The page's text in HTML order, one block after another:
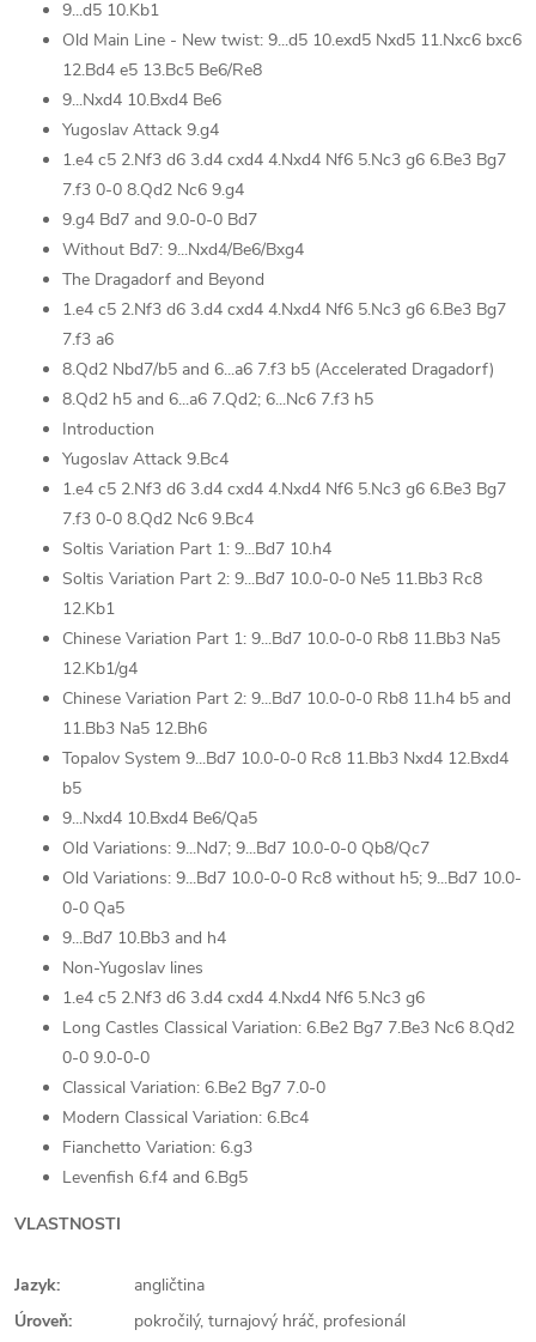
9...d5 10.Kb1
Old Main Line - New twist: 9...d5 10.exd5 Nxd5 11.Nxc6 bxc6
12.Bd4 e5 13.Bc5 Be6/Re8
9...Nxd4 10.Bxd4 Be6
Yugoslav Attack 9.g4
1.e4 c5 2.Nf3 d6 3.d4 cxd4 4.Nxd4 Nf6 5.Nc3 g6 6.Be3 Bg7
7.f3 0-0 8.Qd2 Nc6 9.g4
9.g4 Bd7 and 9.0-0-0 Bd7
Without Bd7: 9...Nxd4/Be6/Bxg4
The Dragadorf and Beyond
1.e4 c5 2.Nf3 d6 3.d4 cxd4 4.Nxd4 Nf6 5.Nc3 g6 6.Be3 Bg7
7.f3 a6
8.Qd2 Nbd7/b5 and 6...a6 7.f3 b5 (Accelerated Dragadorf)
8.Qd2 h5 and 6...a6 7.Qd2; 6...Nc6 7.f3 h5
Introduction
Yugoslav Attack 9.Bc4
1.e4 c5 2.Nf3 d6 3.d4 cxd4 4.Nxd4 Nf6 5.Nc3 g6 6.Be3 Bg7
7.f3 0-0 8.Qd2 Nc6 9.Bc4
Soltis Variation Part 1: 9...Bd7 10.h4
Soltis Variation Part 2: 9...Bd7 10.0-0-0 Ne5 11.Bb3 Rc8
12.Kb1
Chinese Variation Part 1: 9...Bd7 10.0-0-0 Rb8 11.Bb3 Na5
12.Kb1/g4
Chinese Variation Part 2: 9...Bd7 10.0-0-0 Rb8 11.h4 b5 and
11.Bb3 Na5 12.Bh6
Topalov System 9...Bd7 10.0-0-0 Rc8 11.Bb3 Nxd4 12.Bxd4
b5
9...Nxd4 10.Bxd4 Be6/Qa5
Old Variations: 9...Nd7; 9...Bd7 10.0-0-0 Qb8/Qc7
Old Variations: 9...Bd7 10.0-0-0 Rc8 without h5; 9...Bd7 10.0-
0-0 Qa5
9...Bd7 10.Bb3 and h4
Non-Yugoslav lines
1.e4 c5 2.Nf3 d6 3.d4 cxd4 4.Nxd4 Nf6 5.Nc3 g6
Long Castles Classical Variation: 6.Be2 Bg7 7.Be3 Nc6 8.Qd2
0-0 9.0-0-0
Classical Variation: 6.Be2 Bg7 7.0-0
Modern Classical Variation: 6.Bc4
Fianchetto Variation: 6.g3
Levenfish 6.f4 and 6.Bg5
VLASTNOSTI
Jazyk:
angličtina
Úroveň:
pokročilý, turnajový hráč, profesionál